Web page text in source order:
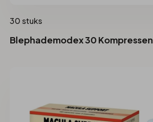
30 stuks
Blephademodex 30 Kompressen